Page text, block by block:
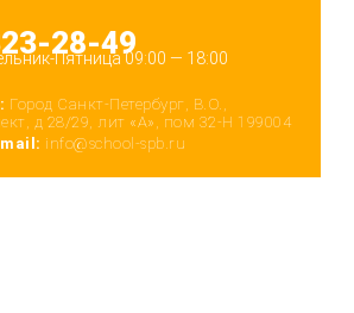
28-49
Пятница 09:00 — 18:00
Город Санкт-Петербург, В.О.,
д 28/29, лит «А», пом 32-Н 199004
info@school-spb.ru